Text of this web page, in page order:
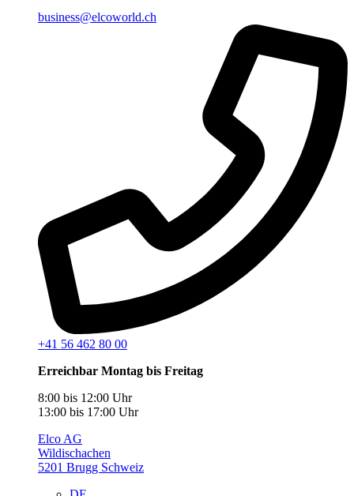
business@elcoworld.ch
+41 56 462 80 00
Erreichbar Montag bis Freitag
8:00 bis 12:00 Uhr
13:00 bis 17:00 Uhr
Elco AG
Wildischachen
5201 Brugg Schweiz